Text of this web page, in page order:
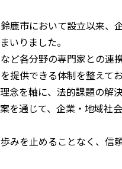
鹿市において設立以来、
いりました。
ど各分野の専門家との連
提供できる体制を整えてお
念を軸に、法的課題の
を通じて、企業・地域社
みを止めることなく、信